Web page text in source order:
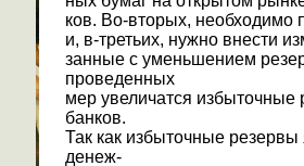
ков. Во-вторых, необходимо
и, в-третьих, нужно внести
занные с уменьшением
проведенных
мер увеличатся
банков.
Так как избыточные
денеж-